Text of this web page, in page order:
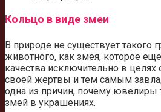
Кольцо в виде змеи
В природе не существует такого
животного, как змея, которое
качества исключительно в
своей жертвы и тем самым
одна из причин, почему ювелиры
змей в украшениях.